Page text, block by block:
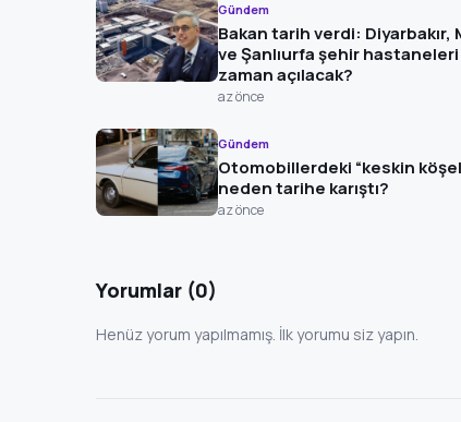
Gündem
Bakan tarih verdi: Diyarbakır,
ve Şanlıurfa şehir
zaman açılacak?
az önce
Gündem
Otomobillerdeki “keskin
neden tarihe karıştı?
az önce
Yorumlar (0)
Henüz yorum yapılmamış. İlk yorumu siz yapın.